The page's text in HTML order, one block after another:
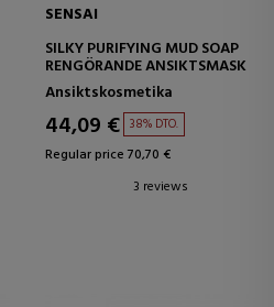
SENSAI
SILKY PURIFYING MUD SOAP
RENGÖRANDE ANSIKTSMASK
Ansiktskosmetika
44,09 € 38% DTO.
Regular price 70,70 €
3 reviews